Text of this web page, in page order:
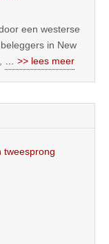
een westerse
in New
… >> lees meer
op een tweesprong